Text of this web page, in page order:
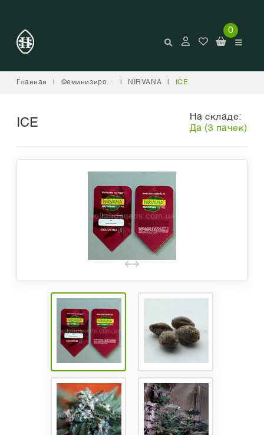
0
Главная Феминизированные NIRVANA ICE
ICE
На складе:
Да (3 пачек)